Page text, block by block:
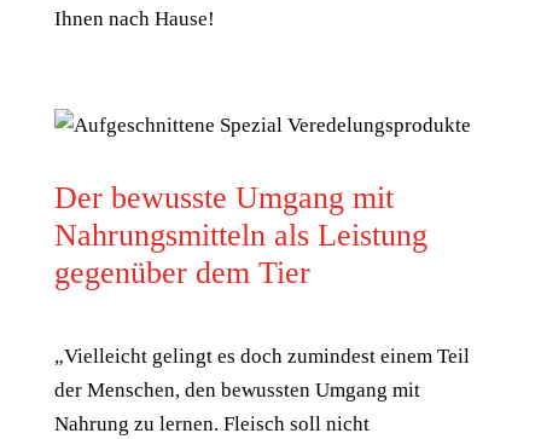
Ihnen nach Hause!
Der bewusste Umgang mit
Nahrungsmitteln als Leistung
gegenüber dem Tier
„Vielleicht gelingt es doch zumindest einem Teil
der Menschen, den bewussten Umgang mit
Nahrung zu lernen. Fleisch soll nicht